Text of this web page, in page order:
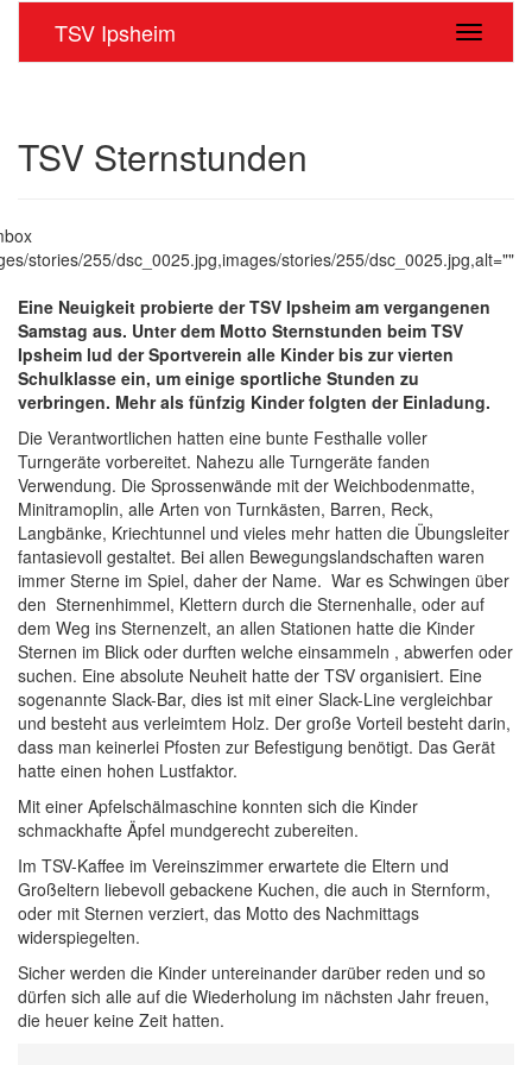
TSV Ipsheim
TSV Sternstunden
stories/255/dsc_0025.jpg,images/stories/255/dsc_0025.jpg,alt=""
Eine Neuigkeit probierte der TSV Ipsheim am vergangenen
Samstag aus. Unter dem Motto Sternstunden beim TSV
Ipsheim lud der Sportverein alle Kinder bis zur vierten
Schulklasse ein, um einige sportliche Stunden zu
verbringen. Mehr als fünfzig Kinder folgten der Einladung.
Die Verantwortlichen hatten eine bunte Festhalle voller
Turngeräte vorbereitet. Nahezu alle Turngeräte fanden
Verwendung. Die Sprossenwände mit der Weichbodenmatte,
Minitramoplin, alle Arten von Turnkästen, Barren, Reck,
Langbänke, Kriechtunnel und vieles mehr hatten die Übungsleiter
fantasievoll gestaltet. Bei allen Bewegungslandschaften waren
immer Sterne im Spiel, daher der Name. War es Schwingen über
den Sternenhimmel, Klettern durch die Sternenhalle, oder auf
dem Weg ins Sternenzelt, an allen Stationen hatte die Kinder
Sternen im Blick oder durften welche einsammeln , abwerfen oder
suchen. Eine absolute Neuheit hatte der TSV organisiert. Eine
sogenannte Slack-Bar, dies ist mit einer Slack-Line vergleichbar
und besteht aus verleimtem Holz. Der große Vorteil besteht darin,
dass man keinerlei Pfosten zur Befestigung benötigt. Das Gerät
hatte einen hohen Lustfaktor.
Mit einer Apfelschälmaschine konnten sich die Kinder
schmackhafte Äpfel mundgerecht zubereiten.
Im TSV-Kaffee im Vereinszimmer erwartete die Eltern und
Großeltern liebevoll gebackene Kuchen, die auch in Sternform,
oder mit Sternen verziert, das Motto des Nachmittags
widerspiegelten.
Sicher werden die Kinder untereinander darüber reden und so
dürfen sich alle auf die Wiederholung im nächsten Jahr freuen,
die heuer keine Zeit hatten.